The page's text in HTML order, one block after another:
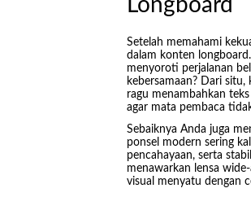
Longboard
Setelah memahami
dalam konten
menyoroti perjalanan
kebersamaan? Dari
ragu menambahkan
agar mata pembaca
Sebaiknya Anda juga
ponsel modern sering
pencahayaan, serta
menawarkan lensa
visual menyatu dengan